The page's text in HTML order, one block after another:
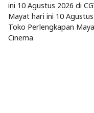
ini 10 Agustus 2026 di
Mayat hari ini 10
Toko Perlengkapan
Cinema